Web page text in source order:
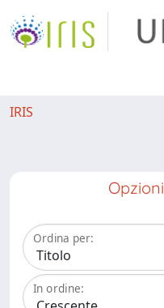
IRIS
Opzioni
Ordina per:
In ordine: